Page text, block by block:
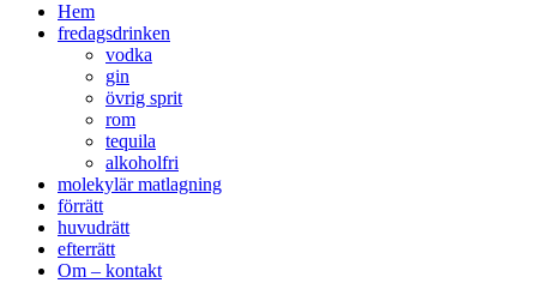
Hem
fredagsdrinken
vodka
gin
övrig sprit
rom
tequila
alkoholfri
molekylär matlagning
förrätt
huvudrätt
efterrätt
Om – kontakt